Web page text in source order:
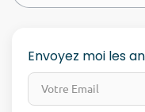
Envoyez moi les